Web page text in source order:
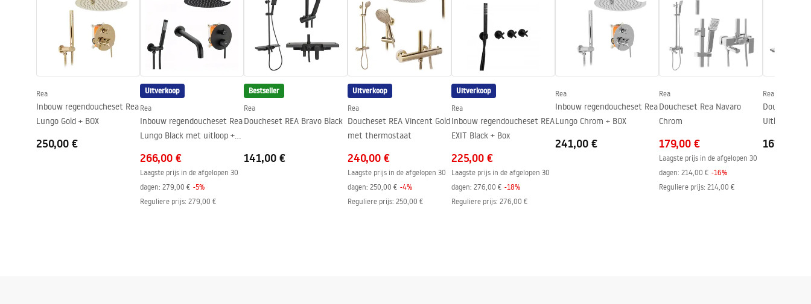
De kleur van het glas
Transparant 8mm
Aero
Hoogte (mm)
1950
mm
Richting van de cabine
24 maanden
Rea
Inbouw regendoucheset Rea
Lungo Gold + BOX
250,00 €
Uitverkoop
Rea
Inbouw regendoucheset Rea
Lungo Black met uitloop +
266,00 €
Laagste prijs in de afgelopen 30
dagen: 279,00 € -5%
Reguliere prijs: 279,00 €
Bestseller
Rea
Doucheset REA Bravo Black
141,00 €
Uitverkoop
Rea
Doucheset REA Vincent Gold
met thermostaat
240,00 €
Laagste prijs in de afgelopen 30
dagen: 250,00 € -4%
Reguliere prijs: 250,00 €
Uitverkoop
Rea
Inbouw regendoucheset REA
EXIT Black + Box
225,00 €
Laagste prijs in de afgelopen 30
dagen: 276,00 € -18%
Reguliere prijs: 276,00 €
Rea
Inbouw regendoucheset Rea
Lungo Chrom + BOX
241,00 €
Rea
Doucheset Rea Navaro
Chrom
179,00 €
Laagste prijs in de afgelopen 30
dagen: 214,00 € -16%
Reguliere prijs: 214,00 €
Rea
Doucheset
Uitloop
161,00 €